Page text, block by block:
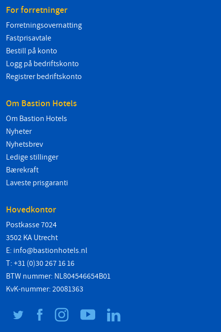
For forretninger
Forretningsovernatting
Fastprisavtale
Bestill på konto
Logg på bedriftskonto
Registrer bedriftskonto
Om Bastion Hotels
Om Bastion Hotels
Nyheter
Nyhetsbrev
Ledige stillinger
Bærekraft
Laveste prisgaranti
Hovedkontor
Postkasse 7024
3502 KA Utrecht
E: info@bastionhotels.nl
T: +31 (0)30 267 16 16
BTW nummer: NL804546654B01
KvK-nummer: 20081363